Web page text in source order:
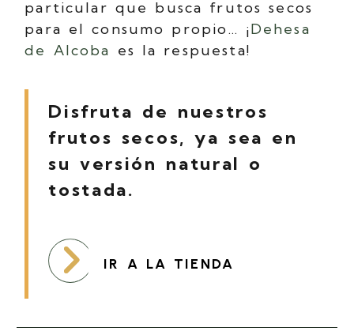
particular que busca frutos secos
para el consumo propio… ¡Dehesa
de Alcoba es la respuesta!
Disfruta de nuestros
frutos secos, ya sea en
su versión natural o
tostada.
IR A LA TIENDA